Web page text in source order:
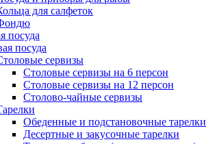
для салфеток
посуда
посуда
сервизы
Столовые сервизы на 6 персон
Столовые сервизы на 12 персон
Столово-чайные сервизы
Обеденные и подстановочные тарелки
Десертные и закусочные тарелки